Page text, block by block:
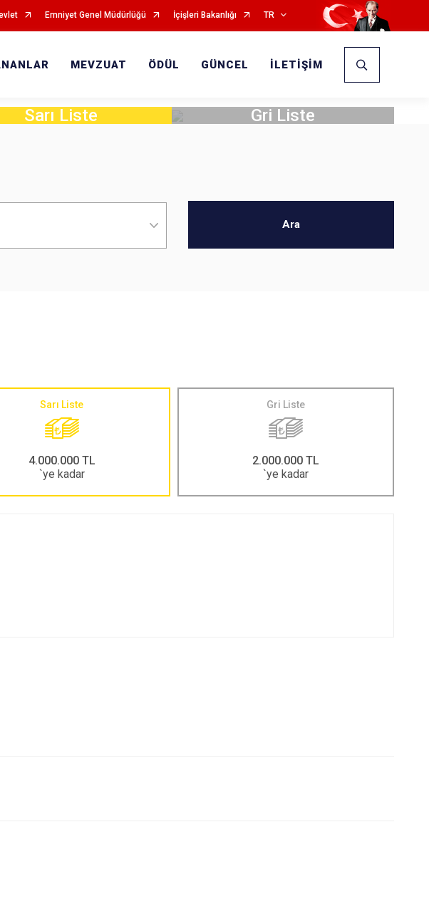
Emniyet Genel Müdürlüğü İçişleri Bakanlığı TR
MEVZUAT ÖDÜL GÜNCEL İLETİŞİM
Sarı Liste Gri Liste
Sarı Liste
4.000.000 TL
`ye kadar
Gri Liste
2.000.000 TL
`ye kadar